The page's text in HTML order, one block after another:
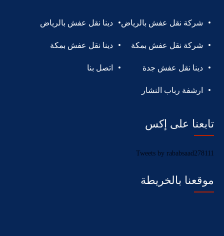
شركة نقل عفش بالرياض دينا نقل عفش بالرياض
شركة نقل عفش بمكة دينا نقل عفش بمكة
دينا نقل عفش جدة اتصل بنا
ارشفة رباب النشار
تابعنا على إكس
Tweets by rababsaad278111
موقعنا بالخريطة